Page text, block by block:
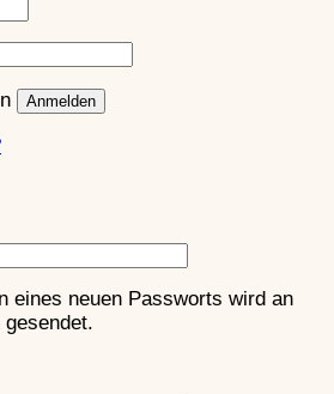
Anmelden
eines neuen Passworts wird an